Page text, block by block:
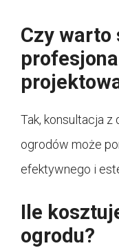
Czy warto
Tak, konsultacja
ogrodów może
efektywnego i
Ile
ogrodu?